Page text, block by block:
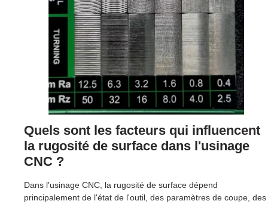
Quels sont les facteurs qui influencent
la rugosité de surface dans l'usinage
CNC ?
Dans l'usinage CNC, la rugosité de surface dépend
principalement de l'état de l'outil, des paramètres de coupe, des